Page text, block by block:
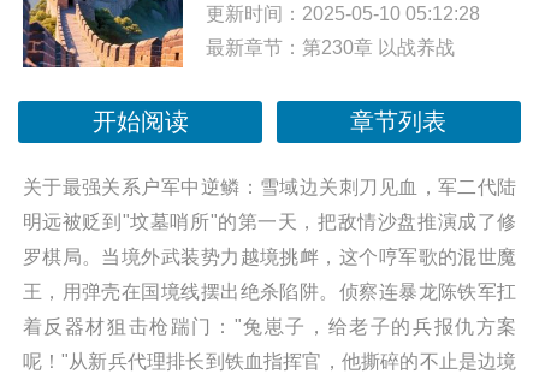
更新时间：2025-05-10 05:12:28
最新章节： 第230章 以战养战
开始阅读 章节列表
关于最强关系户军中逆鳞：雪域边关刺刀见血，军二代陆
明远被贬到"坟墓哨所"的第一天，把敌情沙盘推演成了修
罗棋局。当境外武装势力越境挑衅，这个哼军歌的混世魔
王，用弹壳在国境线摆出绝杀陷阱。侦察连暴龙陈铁军扛
着反器材狙击枪踹门："兔崽子，给老子的兵报仇方案
呢！"从新兵代理排长到铁血指挥官，他撕碎的不止是边境